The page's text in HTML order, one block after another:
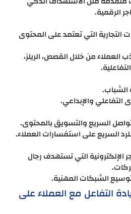
الرقمية.
التجارية التي تعتمد على المحتوى
من خلال القصص، الريلز،
التفاعلي والإبداعي.
السريع والتسويق بالمحتوى.
السريع على استفسارات العملاء.
الإلكترونية التي تستهدف رجال
الشبكات المهنية.
التفاعل مع العملاء على